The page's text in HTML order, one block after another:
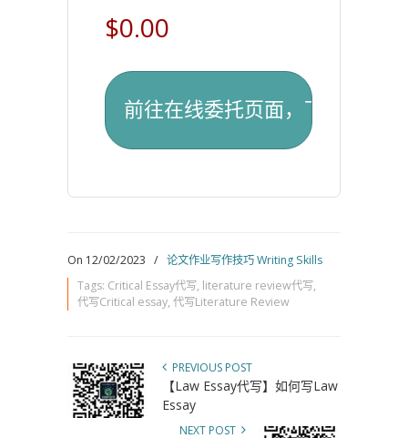
$0.00
On 12/02/2023 / 论文作业写作技巧 Writing Skills
Tags: Critical Essay代写, literature review代写,
代写Critical essay, 代写Literature Review
PREVIOUS POST
【Law Essay代写】如何写Law
Essay
NEXT POST